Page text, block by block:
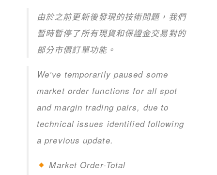
由於之前更新後發現的技術問題，我們
暫時暫停了所有現貨和保證金交易對的
部分市價訂單功能。
We’ve temporarily paused some
market order functions for all spot
and margin trading pairs, due to
technical issues identified following
a previous update.
Market Order-Total